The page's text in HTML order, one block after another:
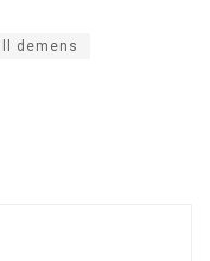
demens